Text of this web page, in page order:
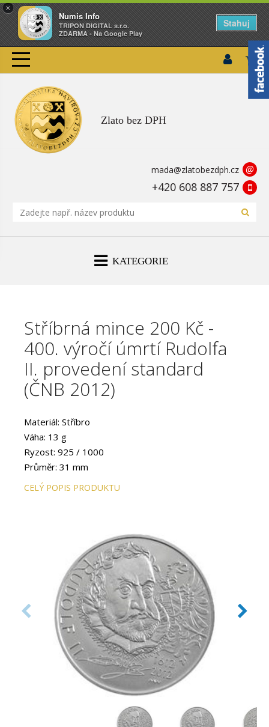
×
Numis Info
TRIPON DIGITAL s.r.o.
ZDARMA - Na Google Play
Stahuj
Zlato bez DPH
mada@zlatobezdph.cz @
+420 608 887 757
KATEGORIE
Stříbrná mince 200 Kč -
400. výročí úmrtí Rudolfa
II. provedení standard
(ČNB 2012)
Materiál: Stříbro
Váha: 13 g
Ryzost: 925 / 1000
Průměr: 31 mm
Provedení: STANDARD
Číslovaná emise: Ne
Certifikát: Ano
Balení: Kapsle
Nominální hodnota: 200 Kč
Emitent: Česká národní banka
CELÝ POPIS PRODUKTU